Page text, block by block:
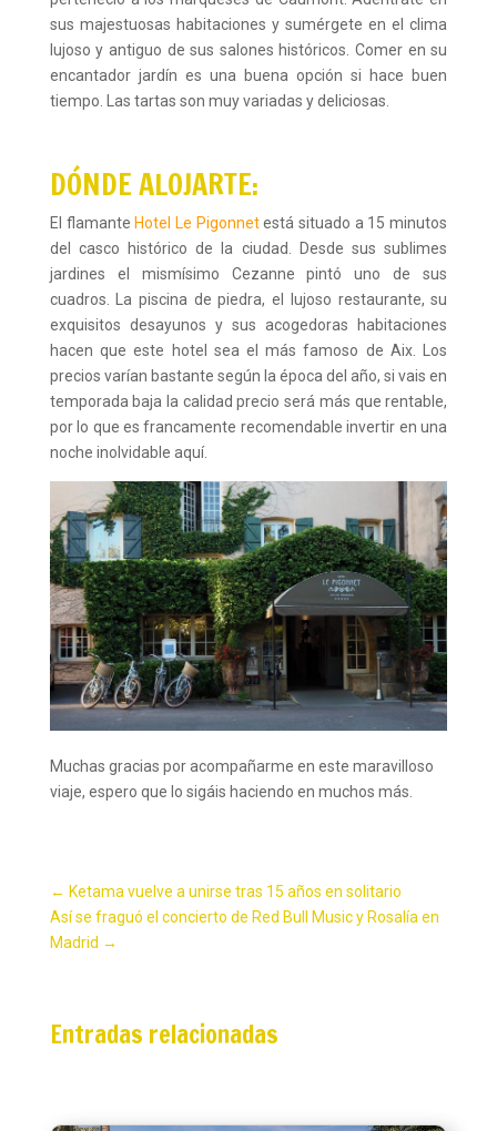
sus majestuosas habitaciones y sumérgete en el clima
lujoso y antiguo de sus salones históricos. Comer en su
encantador jardín es una buena opción si hace buen
tiempo. Las tartas son muy variadas y deliciosas.
DÓNDE ALOJARTE:
El flamante Hotel Le Pigonnetestá situado a 15 minutos
del casco histórico de la ciudad. Desde sus sublimes
jardines el mismísimo Cezanne pintó uno de sus
cuadros. La piscina de piedra, el lujoso restaurante, su
exquisitos desayunos y sus acogedoras habitaciones
hacen que este hotel sea el más famoso de Aix. Los
precios varían bastante según la época del año, si vais en
temporada baja la calidad precio será más que rentable,
por lo que es francamente recomendable invertir en una
noche inolvidable aquí.
Muchas gracias por acompañarme en este maravilloso
viaje, espero que lo sigáis haciendo en muchos más.
← Ketama vuelve a unirse tras 15 años en solitario
Así se fraguó el concierto de Red Bull Music y Rosalía en
Madrid →
Entradas relacionadas